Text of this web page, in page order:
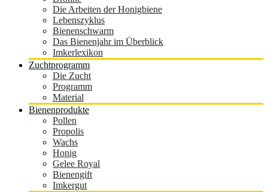
Die Arbeiten der Honigbiene
Lebenszyklus
Bienenschwarm
Das Bienenjahr im Überblick
Imkerlexikon
Zuchtprogramm
Die Zucht
Programm
Material
Bienenprodukte
Pollen
Propolis
Wachs
Honig
Gelee Royal
Bienengift
Imkergut